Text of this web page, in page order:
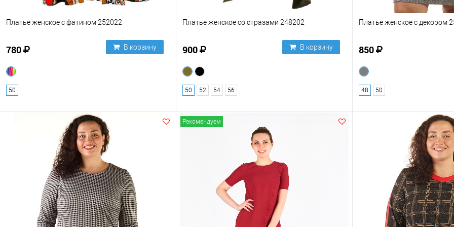
Платье женское с фатином 252022
780 В корзину
50
Платье женское со стразами 248202
900 В корзину
50 52 54 56
Платье женское с декором
850
48 50
Рекомендуем